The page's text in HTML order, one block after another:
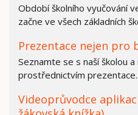
Období školního vyučování
začne ve všech základních
Prezentace nejen pro
Seznamte se s naší školou
prostřednictvím prezentace.
Videoprůvodce